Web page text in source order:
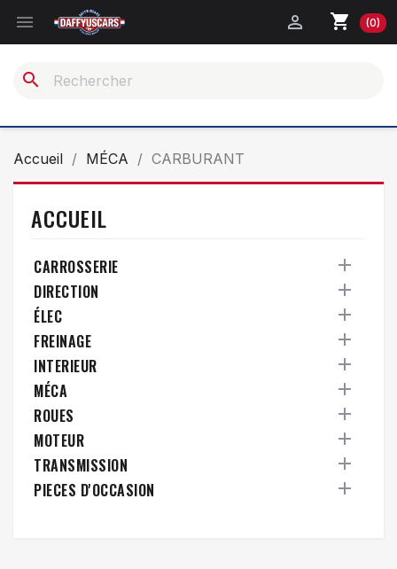
 shopping_cart (0)

search
Accueil MÉCA CARBURANT
ACCUEIL
CARROSSERIE

DIRECTION

ÉLEC

FREINAGE

INTERIEUR

MÉCA

ROUES

MOTEUR

TRANSMISSION

PIECES D'OCCASION
